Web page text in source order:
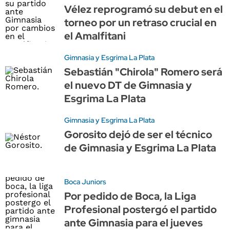
Vélez reprogramó su debut en el
torneo por un retraso crucial en
el Amalfitani
Gimnasia y Esgrima La Plata
Sebastián "Chirola" Romero será
el nuevo DT de Gimnasia y
Esgrima La Plata
Gimnasia y Esgrima La Plata
Gorosito dejó de ser el técnico
de Gimnasia y Esgrima La Plata
Boca Juniors
Por pedido de Boca, la Liga
Profesional postergó el partido
ante Gimnasia para el jueves